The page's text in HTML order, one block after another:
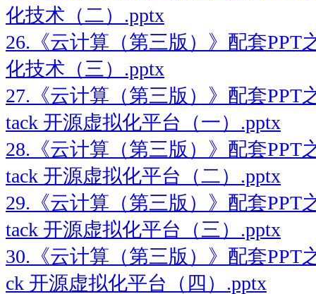
化技术（二）.pptx
26.《云计算（第三版）》配套PPT
化技术（三）.pptx
27.《云计算（第三版）》配套PPT
tack 开源虚拟化平台（一）.pptx
28.《云计算（第三版）》配套PPT
tack 开源虚拟化平台（二）.pptx
29.《云计算（第三版）》配套PPT
tack 开源虚拟化平台（三）.pptx
30.《云计算（第三版）》配套PPT
ck 开源虚拟化平台（四）.pptx